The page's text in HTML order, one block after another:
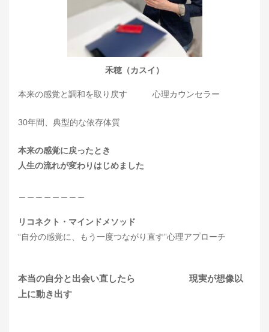
禾穂（カスイ）
本来の感覚と調和を取り戻す 心理カウンセラー
30年間、典型的な依存体質
本来の感覚に戻ったとき
人生の流れが変わりはじめました
リコネクト・マインドメソッド
“自分の感覚に、もう一度つながり直す”心理アプローチ
本当の自分と出会い直したら 現実が想像以
上に動き出す